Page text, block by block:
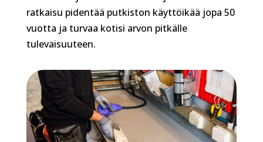
ratkaisu pidentää putkiston käyttöikää jopa 50
vuotta ja turvaa kotisi arvon pitkälle
tulevaisuuteen.